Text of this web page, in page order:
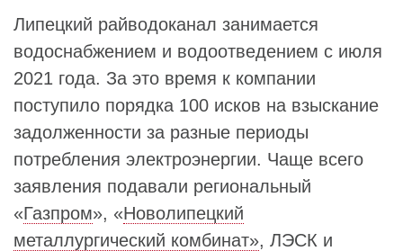
Липецкий райводоканал занимается
водоснабжением и водоотведением с июля
2021 года. За это время к компании
поступило порядка 100 исков на взыскание
задолженности за разные периоды
потребления электроэнергии. Чаще всего
заявления подавали региональный
«Газпром», «Новолипецкий
металлургический комбинат», ЛЭСК и